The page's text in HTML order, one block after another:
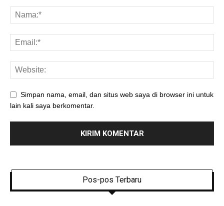
Simpan nama, email, dan situs web saya di browser ini untuk
lain kali saya berkomentar.
Pos-pos Terbaru